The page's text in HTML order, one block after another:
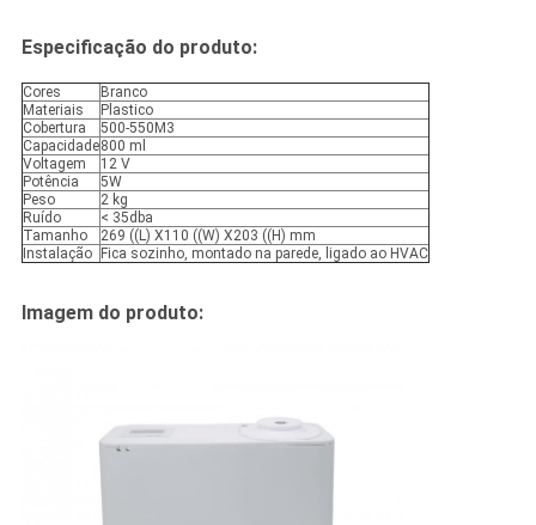
Especificação do produto:
Cores
Branco
Materiais
Plastico
Cobertura
500-550M3
Capacidade800 ml
Voltagem
12 V
Potência
5W
Peso
2 kg
Ruído
< 35dba
Tamanho
269 ((L) X110 ((W) X203 ((H) mm
Instalação
Fica sozinho, montado na parede, ligado ao HVAC
Imagem do produto: